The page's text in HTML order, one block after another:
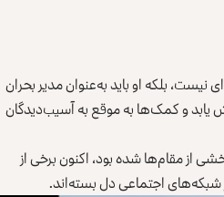
بلکه او باید به‌‌عنوان مدیر بحران
یابد و کمک‌ها به‌ موقع به آسیب‌دیدگان
از مقام‌ها شده بود، اکنون برخی از
شبکه‌های اجتماعی دل بسته‌اند.